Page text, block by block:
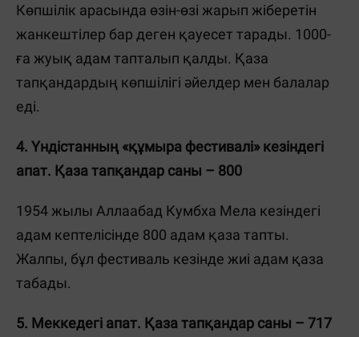
Көпшілік арасында өзін-өзі жарып жіберетін
жанкештілер бар деген қауесет тарады. 1000-
ға жуық адам тапталып қалды. Қаза
тапқандардың көпшілігі әйелдер мен балалар
еді.
4. Үндістанның «құмыра фестивалі» кезіндегі
апат. Қаза тапқандар саны – 800
1954 жылы Аллаабад Кумбха Мела кезіндегі
адам кептелісінде 800 адам қаза тапты.
Жалпы, бұл фестиваль кезінде жиі адам қаза
табады.
5. Меккедегі апат. Қаза тапқандар саны – 717